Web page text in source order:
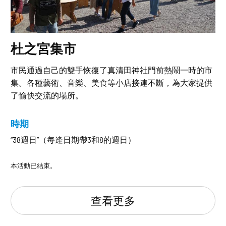
杜之宮集市
市民通過自己的雙手恢復了真清田神社門前熱鬧一時的市
集。各種藝術、音樂、美食等小店接連不斷，為大家提供
了愉快交流的場所。
時期
“38週日”（每逢日期帶3和8的週日）
本活動已結束。
查看更多